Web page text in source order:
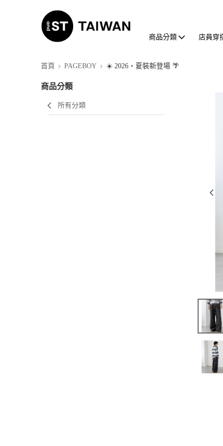
商品分類 店員穿
首頁 PAGEBOY ☀️ 2026・夏裝新登場 🌴
商品分類
所有分類